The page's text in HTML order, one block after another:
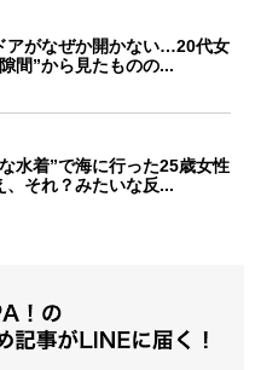
アがなぜか開かない…20代女
間”から見たものの...
水着”で海に行った25歳女性
、それ？みたいな反...